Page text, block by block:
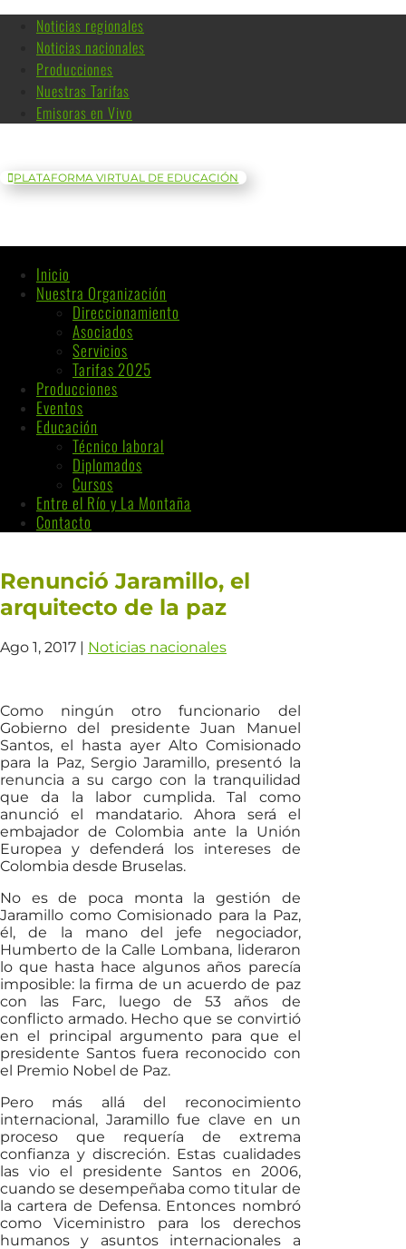
Noticias regionales
Noticias nacionales
Producciones
Nuestras Tarifas
Emisoras en Vivo
PLATAFORMA VIRTUAL DE EDUCACIÓN
Inicio
Nuestra Organización
Direccionamiento
Asociados
Servicios
Tarifas 2025
Producciones
Eventos
Educación
Técnico laboral
Diplomados
Cursos
Entre el Río y La Montaña
Contacto
Renunció Jaramillo, el
arquitecto de la paz
Ago 1, 2017 | Noticias nacionales
Como ningún otro funcionario del
Gobierno del presidente Juan Manuel
Santos, el hasta ayer Alto Comisionado
para la Paz, Sergio Jaramillo, presentó la
renuncia a su cargo con la tranquilidad
que da la labor cumplida. Tal como
anunció el mandatario. Ahora será el
embajador de Colombia ante la Unión
Europea y defenderá los intereses de
Colombia desde Bruselas.
No es de poca monta la gestión de
Jaramillo como Comisionado para la Paz,
él, de la mano del jefe negociador,
Humberto de la Calle Lombana, lideraron
lo que hasta hace algunos años parecía
imposible: la firma de un acuerdo de paz
con las Farc, luego de 53 años de
conflicto armado. Hecho que se convirtió
en el principal argumento para que el
presidente Santos fuera reconocido con
el Premio Nobel de Paz.
Pero más allá del reconocimiento
internacional, Jaramillo fue clave en un
proceso que requería de extrema
confianza y discreción. Estas cualidades
las vio el presidente Santos en 2006,
cuando se desempeñaba como titular de
la cartera de Defensa. Entonces nombró
como Viceministro para los derechos
humanos y asuntos internacionales a